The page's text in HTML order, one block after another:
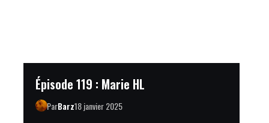
Épisode 119 : Marie HL
ParBarz18 janvier 2025